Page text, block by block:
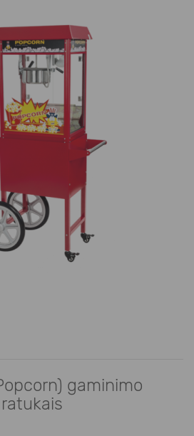
gaminimo